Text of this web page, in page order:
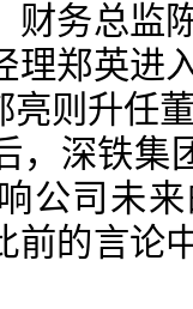
财务总监
理郑英进
亮则升任
深铁集
公司未
前的言论